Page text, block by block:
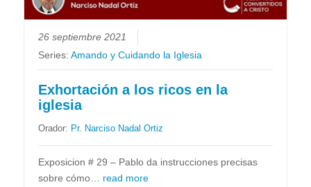
26 septiembre 2021
Series:Amando y Cuidando la Iglesia
Exhortación a los ricos en la
iglesia
Orador: Pr. Narciso Nadal Ortiz
Exposicion # 29 – Pablo da instrucciones precisas
sobre cómo… read more